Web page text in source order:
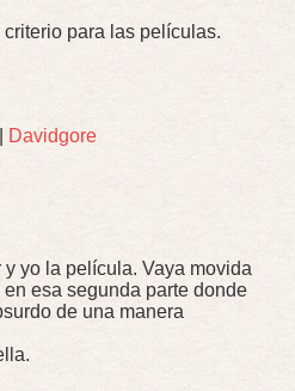
para las películas.
Davidgore
yo la película. Vaya movida
esa segunda parte donde
de una manera